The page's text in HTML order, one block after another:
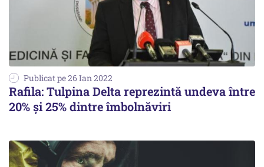
Publicat pe 26 Ian 2022
Rafila: Tulpina Delta reprezintă undeva între
20% şi 25% dintre îmbolnăviri